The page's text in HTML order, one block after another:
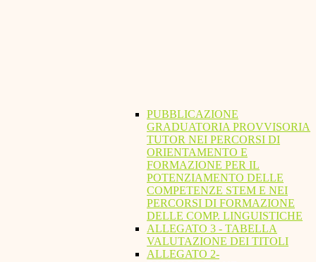
PUBBLICAZIONE
GRADUATORIA PROVVISORIA
TUTOR NEI PERCORSI DI
ORIENTAMENTO E
FORMAZIONE PER IL
POTENZIAMENTO DELLE
COMPETENZE STEM E NEI
PERCORSI DI FORMAZIONE
DELLE COMP. LINGUISTICHE
ALLEGATO 3 - TABELLA
VALUTAZIONE DEI TITOLI
ALLEGATO 2-